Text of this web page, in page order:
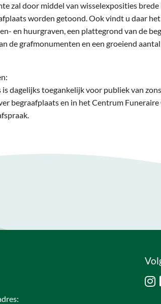
zal door middel van wisselexposities
worden getoond. Ook vindt u daar
en huurgraven, een plattegrond van de
de grafmonumenten en een groeiend
is dagelijks toegankelijk voor publiek van
begraafplaats en in het Centrum